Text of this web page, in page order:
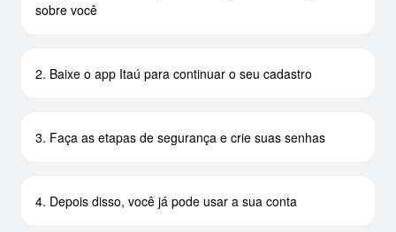
sobre você
2. Baixe o app Itaú para continuar o seu cadastro
3. Faça as etapas de segurança e crie suas senhas
4. Depois disso, você já pode usar a sua conta